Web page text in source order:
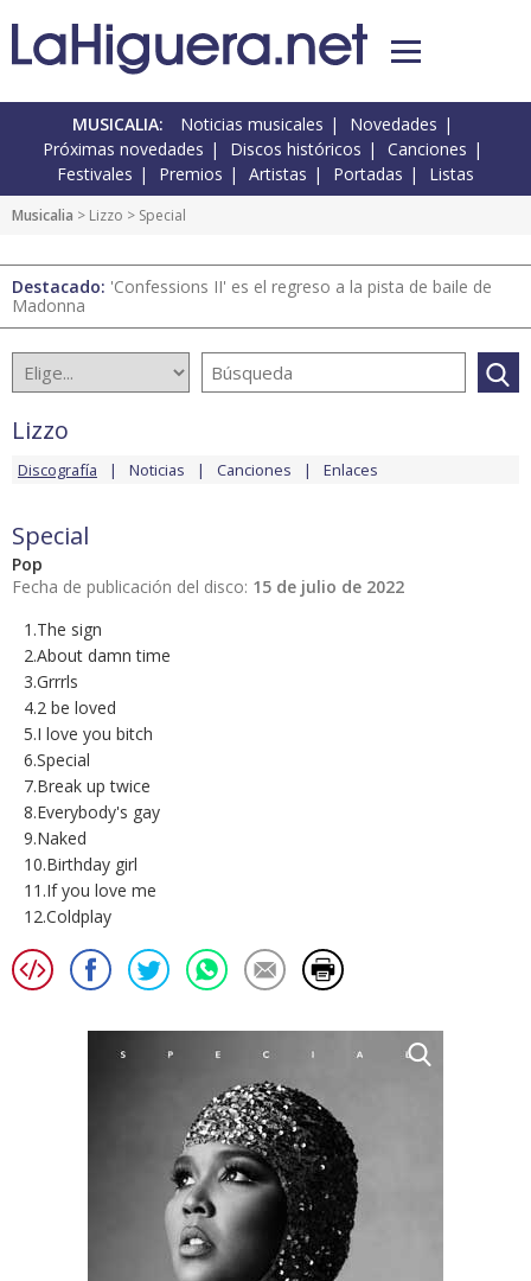
MUSICALIA: Noticias musicales
Novedades
Próximas novedades
Discos históricos
Canciones
Festivales
Premios Artistas Portadas Listas
Musicalia > Lizzo > Special
Destacado: 'Confessions II' es el regreso a la pista de baile de
Madonna
Lizzo
Discografía Noticias Canciones Enlaces
Special
Pop
Fecha de publicación del disco: 15 de julio de 2022
1.The sign
2.About damn time
3.Grrrls
4.2 be loved
5.I love you bitch
6.Special
7.Break up twice
8.Everybody's gay
9.Naked
10.Birthday girl
11.If you love me
12.Coldplay